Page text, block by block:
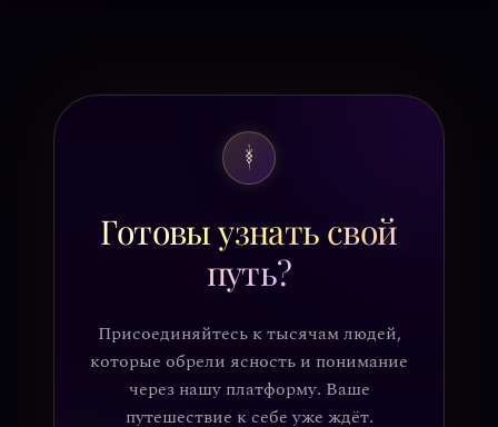
Готовы узнать свой
путь?
Присоединяйтесь к тысячам людей,
которые обрели ясность и понимание
через нашу платформу. Ваше
путешествие к себе уже ждёт.